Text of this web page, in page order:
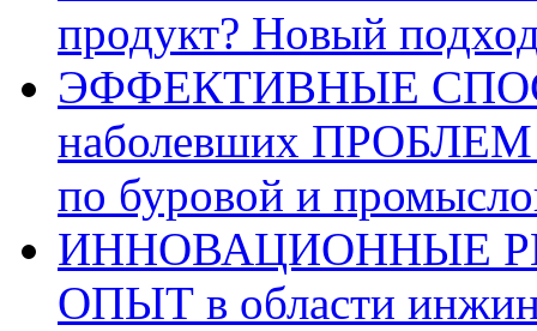
продукт? Новый
ЭФФЕКТИВНЫЕ
наболевших ПРОБЛЕМ
по буровой и
ИННОВАЦИОННЫЕ
ОПЫТ в области